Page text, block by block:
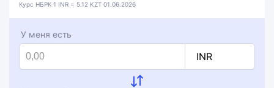
Курс НБРК 1 INR = 5.12 KZT 01.06.2026
У меня есть
INR